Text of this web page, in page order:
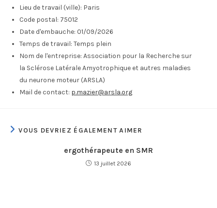
Lieu de travail (ville): Paris
Code postal: 75012
Date d'embauche: 01/09/2026
Temps de travail: Temps plein
Nom de l'entreprise: Association pour la Recherche sur
la Sclérose Latérale Amyotrophique et autres maladies
du neurone moteur (ARSLA)
Mail de contact: p.mazier@arsla.org
VOUS DEVRIEZ ÉGALEMENT AIMER
ergothérapeute en SMR
13 juillet 2026